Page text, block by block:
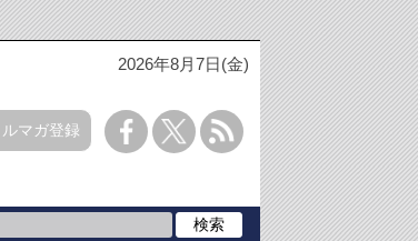
2026年8月7日(金)
ルマガ登録